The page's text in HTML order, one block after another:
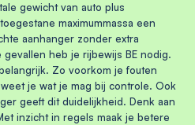
gewicht van auto plus
maximummassa een
aanhanger zonder extra
heb je rijbewijs BE nodig.
Zo voorkom je fouten
je wat je mag bij controle. Ook
geeft dit duidelijkheid. Denk aan
inzicht in regels maak je betere